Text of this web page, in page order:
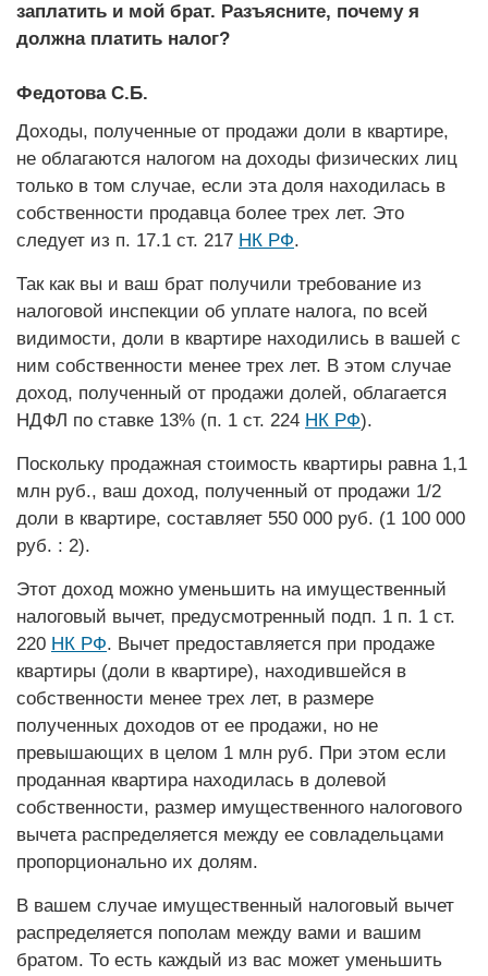
заплатить и мой брат. Разъясните, почему я
должна платить налог?
Федотова С.Б.
Доходы, полученные от продажи доли в квартире,
не облагаются налогом на доходы физичес­ких лиц
только в том случае, если эта доля находилась в
собственнос­ти продавца более трех лет. Это
следует из п. 17.1 ст. 217 НК РФ.
Так как вы и ваш брат получили требование из
налоговой инспекции об уплате налога, по всей
видимости, доли в квартире находились в вашей с
ним собственности менее трех лет. В этом случае
доход, полученный от продажи долей, облагается
НДФЛ по ставке 13% (п. 1 ст. 224 НК РФ).
Поскольку продажная стоимость квартиры равна 1,1
млн руб., ваш доход, полученный от продажи 1/2
доли в квартире, составляет 550 000 руб. (1 100 000
руб. : 2).
Этот доход можно уменьшить на имущественный
налоговый вычет, предусмотренный подп. 1 п. 1 ст.
220 НК РФ. Вычет предоставляется при продаже
квартиры (доли в квартире), находившейся в
собственности менее трех лет, в размере
полученных доходов от ее продажи, но не
превышающих в целом 1 млн руб. При этом если
проданная квартира находилась в долевой
собственности, размер имущественного налогового
вычета распределяется между ее совладельцами
пропорционально их долям.
В вашем случае имущественный налоговый вычет
распределяется пополам между вами и вашим
братом. То есть каждый из вас может уменьшить